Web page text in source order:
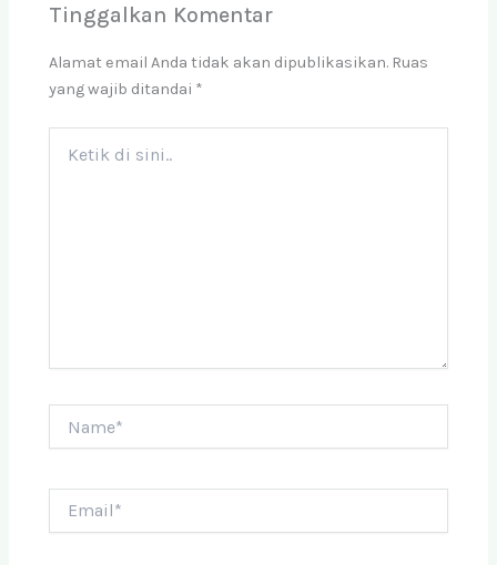
Tinggalkan Komentar
Alamat email Anda tidak akan dipublikasikan. Ruas
yang wajib ditandai *